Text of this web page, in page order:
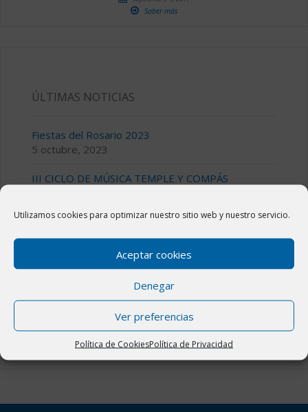
Utilizamos cookies para optimizar nuestro sitio web y nuestro servicio.
Aceptar cookies
Denegar
Ver preferencias
Política de CookiesPolítica de Privacidad
Saber más
ÚLTIMAS NOTICIAS
Fiestas del Rosario 2023
5 octubre, 2023
III CICLO DE MÚSICA TEMPLE Y COMPÁS
Bolsa de alquiler o venta de viviendas en Novillas
11 julio, 2023
Fiestas de San Jorge 2023 en Novillas